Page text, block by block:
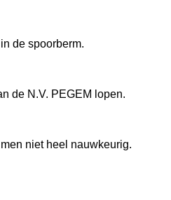
de spoorberm.
de N.V. PEGEM lopen.
niet heel nauwkeurig.